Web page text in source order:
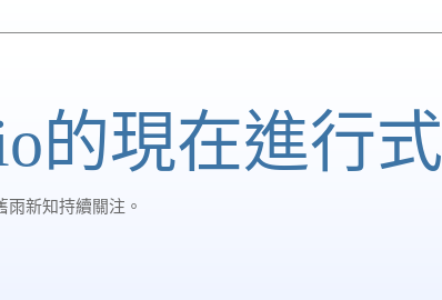
的現在進行式
新知持續關注。